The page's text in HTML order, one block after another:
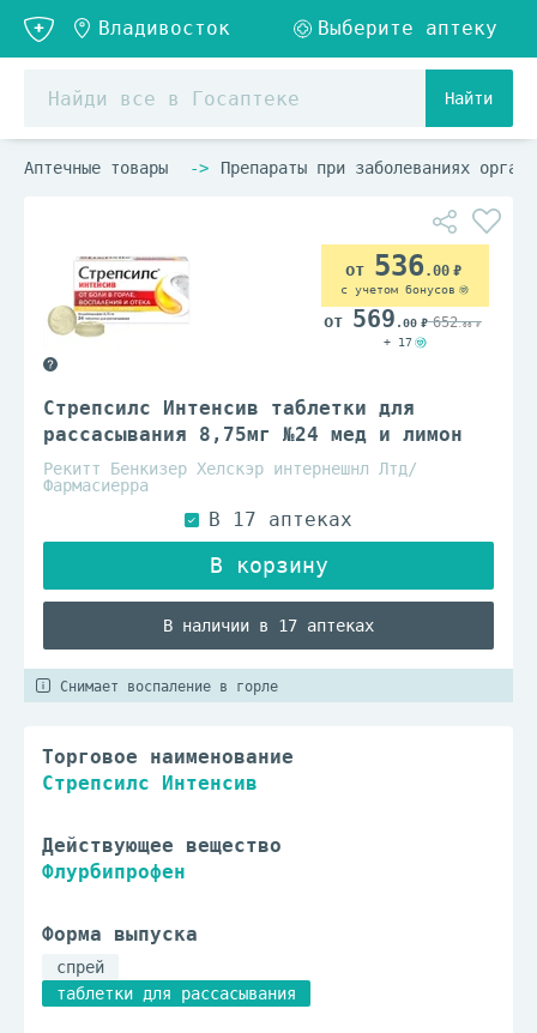
Найти
Аптечные товары Препараты при заболеваниях
Стрепсилс Интенсив таблетки для
рассасывания 8,75мг №24 мед и лимон
Рекитт Бенкизер Хелскэр интернешнл Лтд/
Фармасиерра
В наличии в 17 аптеках
536.00
с учетом бонусов
569 .00 652.00
+ 17
Снимает воспаление в горле
Торговое наименование
Стрепсилс Интенсив
Действующее вещество
Флурбипрофен
Форма выпуска
спрей
таблетки для рассасывания